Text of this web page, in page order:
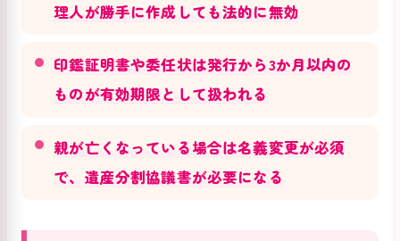
理人が勝手に作成しても法的に無効
印鑑証明書や委任状は発行から3か月以内の
ものが有効期限として扱われる
親が亡くなっている場合は名義変更が必須
で、遺産分割協議書が必要になる